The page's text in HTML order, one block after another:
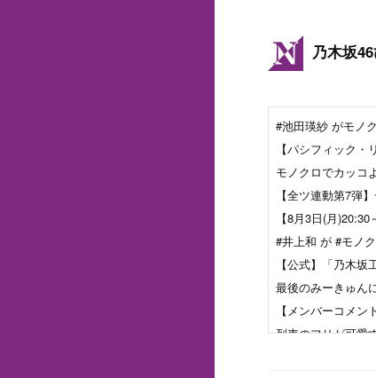
乃木坂
#池田瑛紗 がモノ
【パシフィック
モノクロでカッコ
【全ツ連動第7弾
【8月3日(月
#井上和 が #モノ
【公式】「乃木
【メンバーコメ